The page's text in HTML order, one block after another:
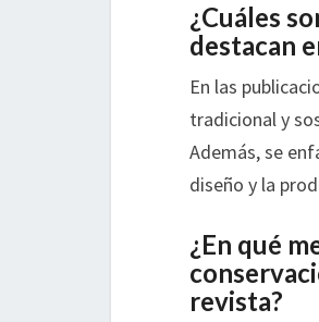
¿Cuáles
destacan
En las
tradicional y
Además, se
diseño y la
¿En qué
revista?